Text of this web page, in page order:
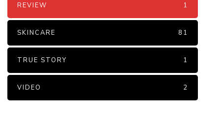
REVIEW 1
SKINCARE 81
TRUE STORY 1
VIDEO 2